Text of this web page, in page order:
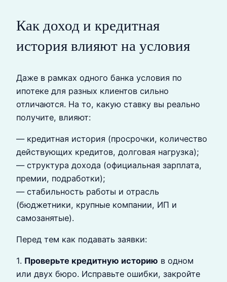
Как доход и кредитная
история влияют на условия
Даже в рамках одного банка условия по
ипотеке для разных клиентов сильно
отличаются. На то, какую ставку вы реально
получите, влияют:
— кредитная история (просрочки, количество
действующих кредитов, долговая нагрузка);
— структура дохода (официальная зарплата,
премии, подработки);
— стабильность работы и отрасль
(бюджетники, крупные компании, ИП и
самозанятые).
Перед тем как подавать заявки:
1. Проверьте кредитную историю в одном
или двух бюро. Исправьте ошибки, закройте